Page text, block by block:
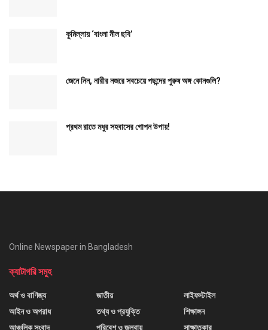
কুমিল্লায় ‘বাংলা নীল ছবি’
জেনে নিন, নারীর নজরে সবচেয়ে পছন্দের পুরুষ অঙ্গ কোনগুলি?
প্রথম রাতে মধুর সহবাসের গোপন উপায়!
Online Newspaper in Bangladesh
ক্যাটাগরি সমুহ
অর্থ ও বাণিজ্য
আইন ও অপরাধ
আঞ্চলিক সংবাদ
জাতীয়
তথ্য ও প্রযুক্তি
পরিবেশ ও জলবায়ু
লাইফস্টাইল
শিক্ষাঙ্গন
সাক্ষাতকার